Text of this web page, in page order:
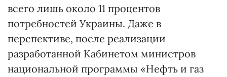
всего лишь около 11 процентов
потребностей Украины. Даже в
перспективе, после реализации
разработанной Кабинетом министров
национальной программы «Нефть и газ